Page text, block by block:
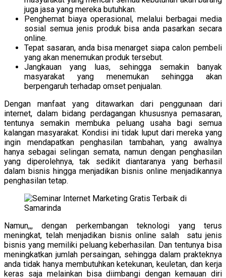
juga jasa yang mereka butuhkan.
Penghemat biaya operasional, melalui berbagai media
sosial semua jenis produk bisa anda pasarkan secara
online.
Tepat sasaran, anda bisa menarget siapa calon pembeli
yang akan menemukan produk tersebut.
Jangkauan yang luas, sehingga semakin banyak
masyarakat yang menemukan sehingga akan
berpengaruh terhadap omset penjualan.
Dengan manfaat yang ditawarkan dari penggunaan dari
internet, dalam bidang perdagangan khususnya pemasaran,
tentunya semakin membuka peluang usaha bagi semua
kalangan masyarakat. Kondisi ini tidak luput dari mereka yang
ingin mendapatkan penghasilan tambahan, yang awalnya
hanya sebagai selingan semata, namun dengan penghasilan
yang diperolehnya, tak sedikit diantaranya yang berhasil
dalam bisnis hingga menjadikan bisnis online menjadikannya
penghasilan tetap.
Namun,,, dengan perkembangan teknologi yang terus
meningkat, telah menjadikan bisnis online salah satu jenis
bisnis yang memiliki peluang keberhasilan. Dan tentunya bisa
meningkatkan jumlah persaingan, sehingga dalam prakteknya
anda tidak hanya membutuhkan ketekunan, keuletan, dan kerja
keras saja melainkan bisa diimbangi dengan kemauan diri